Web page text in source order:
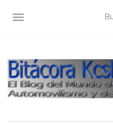
ALTERNAR NAVEGACIÓN